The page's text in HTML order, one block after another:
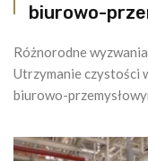
biurowo-
Różnorodne
Utrzymanie czystości
biurowo-